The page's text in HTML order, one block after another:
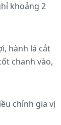
khoảng 2
hành lá cắt
chanh vào,
chỉnh gia vị